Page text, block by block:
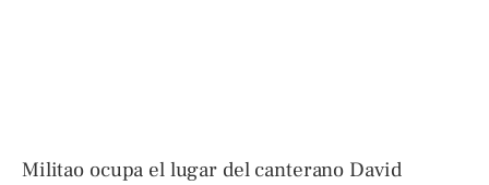
Militao ocupa el lugar del canterano David